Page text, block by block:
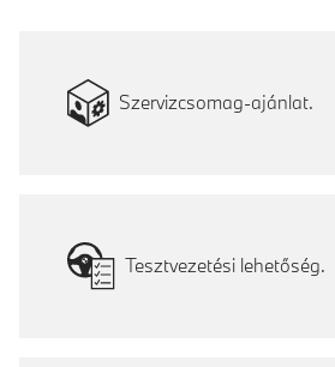
Szervizcsomag-ajánlat.
Tesztvezetési lehetőség.